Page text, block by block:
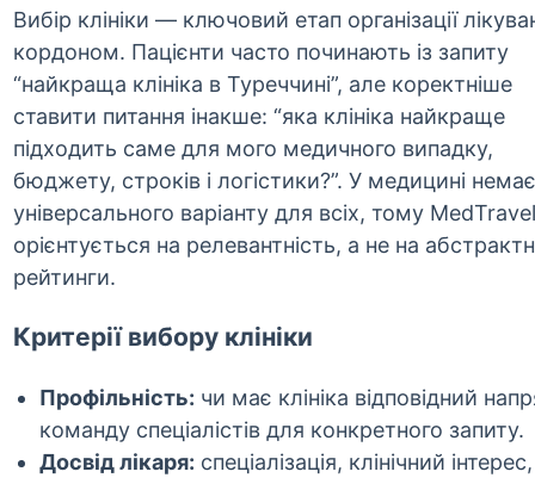
Вибір клініки — ключовий етап організації
кордоном. Пацієнти часто починають із запиту
“найкраща клініка в Туреччині”, але коректніше
ставити питання інакше: “яка клініка найкраще
підходить саме для мого медичного випадку,
бюджету, строків і логістики?”. У медицині немає
універсального варіанту для всіх, тому MedTravel
орієнтується на релевантність, а не на
рейтинги.
Критерії вибору клініки
Профільність: чи має клініка відповідний
команду спеціалістів для конкретного запиту.
Досвід лікаря: спеціалізація, клінічний інтерес,